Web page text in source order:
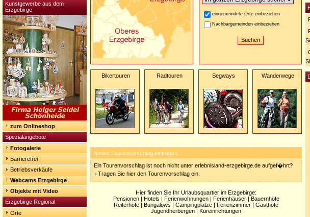
Kunstgewerbe aus dem
Erzgebirge
zum Onlineshop
Spezialangebote
Fotogalerie
Barrierefrei
Betriebsverkäufe
Webcams Erzgebirge
Objekte mit Video
Erzgebirge Regional
Orte
eingemeindete Orte einbeziehen
Nachbargemeinden einbeziehen
Bikertouren Radtouren Segways Wanderwege
Neuen Tourenvorschlag eintragen
Ein Tourenvorschlag ist noch nicht unter erlebnisland-erzgebirge.de aufgef�hrt?
Tragen Sie hier den Tourenvorschlag ein.
Hier finden Sie Ihr Urlaubsquartier im Erzgebirge:
Pensionen| Hotels | Ferienwohnungen| Ferienhäuser| Bauernhöfe
Reiterhöfe | Bungalows | Campingplätze | Ferienzimmer | Gasthöfe
Jugendherbergen | Kureinrichtungen